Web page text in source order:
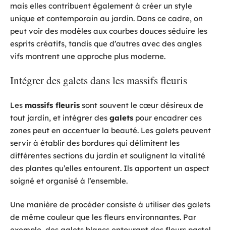
mais elles contribuent également à créer un style
unique et contemporain au jardin. Dans ce cadre, on
peut voir des modèles aux courbes douces séduire les
esprits créatifs, tandis que d’autres avec des angles
vifs montrent une approche plus moderne.
Intégrer des galets dans les massifs fleuris
Les massifs fleuris sont souvent le cœur désireux de
tout jardin, et intégrer des galets pour encadrer ces
zones peut en accentuer la beauté. Les galets peuvent
servir à établir des bordures qui délimitent les
différentes sections du jardin et soulignent la vitalité
des plantes qu’elles entourent. Ils apportent un aspect
soigné et organisé à l’ensemble.
Une manière de procéder consiste à utiliser des galets
de même couleur que les fleurs environnantes. Par